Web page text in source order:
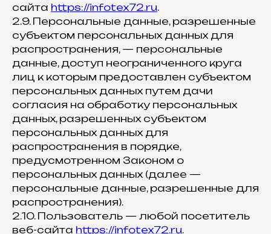
сайта https://infotex72.ru.
2.9. Персональные данные, разрешенные
субъектом персональных данных для
распространения, — персональные
данные, доступ неограниченного круга
лиц к которым предоставлен субъектом
персональных данных путем дачи
согласия на обработку персональных
данных, разрешенных субъектом
персональных данных для
распространения в порядке,
предусмотренном Законом о
персональных данных (далее —
персональные данные, разрешенные для
распространения).
2.10. Пользователь — любой посетитель
веб-сайта https://infotex72.ru.